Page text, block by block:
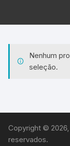
Nenhum
seleção.
Copyright ©
reservados.